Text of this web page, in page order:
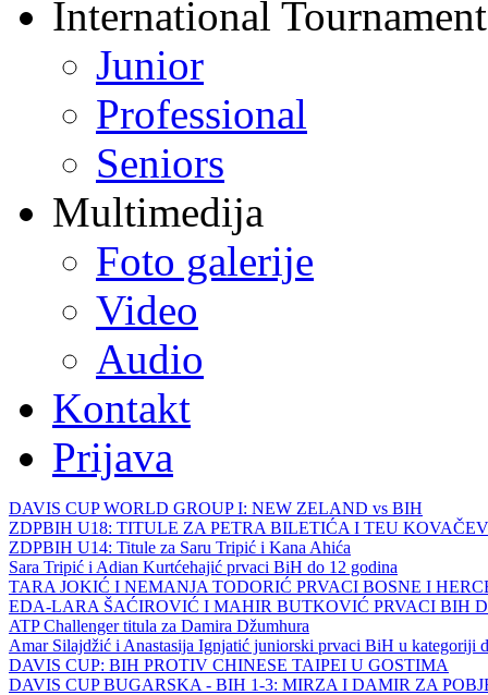
International
Junior
Professional
Seniors
Multimedija
Foto galerije
Video
Audio
Kontakt
Prijava
DAVIS CUP WORLD GROUP I: NEW ZELAND vs BIH
ZDPBIH U18: TITULE ZA PETRA BILETIĆA I TEU
ZDPBIH U14: Titule za Saru Tripić i Kana Ahića
Sara Tripić i Adian Kurtćehajić prvaci BiH do 12 godina
TARA JOKIĆ I NEMANJA TODORIĆ PRVACI BOSNE I
EDA-LARA ŠAĆIROVIĆ I MAHIR BUTKOVIĆ PRVACI BIH
ATP Challenger titula za Damira Džumhura
Amar Silajdžić i Anastasija Ignjatić juniorski prvaci BiH u kategoriji
DAVIS CUP: BIH PROTIV CHINESE TAIPEI U GOSTIMA
DAVIS CUP BUGARSKA - BIH 1-3: MIRZA I DAMIR ZA